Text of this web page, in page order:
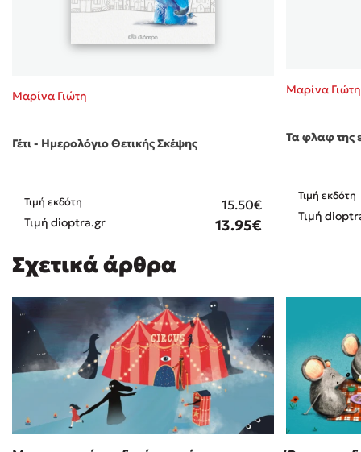
Μαρίνα Γιώτη
Γέτι - Ημερολόγιο Θετικής Σκέψης
Τιμή εκδότη 15.50€
Τιμή dioptra.gr 13.95€
Μαρίνα Γιώτη
Τα φλαφ της
Τιμή εκδότη
Τιμή
Σχετικά άρθρα